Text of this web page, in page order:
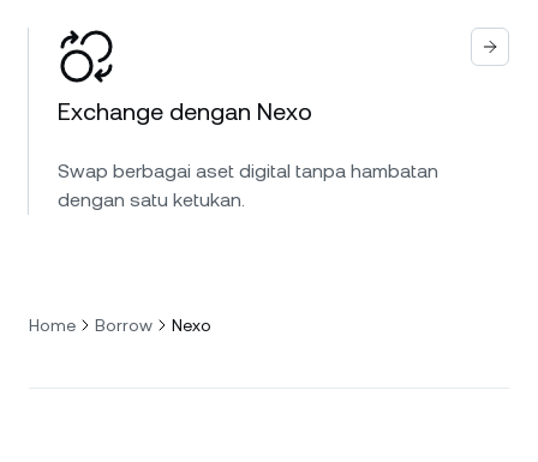
Exchange dengan Nexo
Swap berbagai aset digital tanpa hambatan
dengan satu ketukan.
Home Borrow Nexo